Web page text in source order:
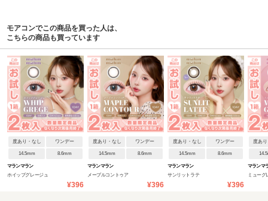
モアコンでこの商品を買った人は、
こちらの商品も買っています
度あり・なし ワンデー
14.5mm 8.6mm
マランマラン
ホイップグレージュ
¥396
度あり・なし ワンデー
14.5mm 8.6mm
マランマラン
メープルコントゥア
¥396
度あり・なし ワンデー
14.5mm 8.6mm
マランマラン
サンリットラテ
¥396
度あ
マランマ
ミューグ